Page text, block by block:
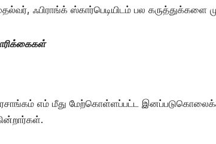
ஃபிராங்க் ஸ்கார்பெடியிடம் பல கருத்துக்களை
எம் மீது மேற்கொள்ளப்பட்ட